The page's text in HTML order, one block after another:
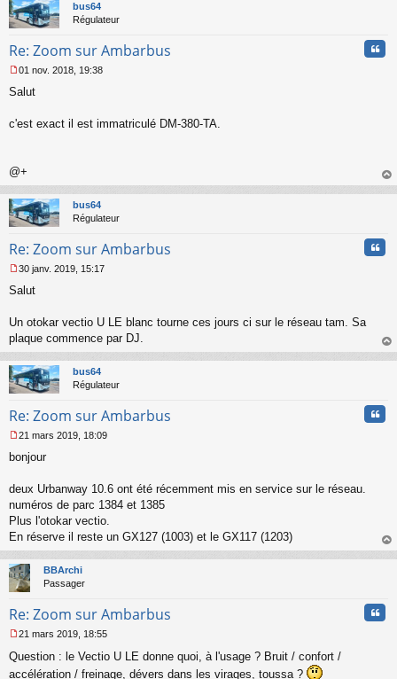
bus64
Régulateur
Re: Zoom sur Ambarbus
e
s
n
o
n
l
u
01 nov. 2018, 19:38
Salut
c'est exact il est immatriculé DM-380-TA.
@+
au
bus64
Régulateur
Re: Zoom sur Ambarbus
e
s
g
n
o
l
u
30 janv. 2019, 15:17
Salut
Un otokar vectio U LE blanc tourne ces jours ci sur le réseau tam. Sa
plaque commence par DJ.
au
bus64
Régulateur
Re: Zoom sur Ambarbus
e
s
g
e
n
o
n
l
u
21 mars 2019, 18:09
bonjour
deux Urbanway 10.6 ont été récemment mis en service sur le réseau.
numéros de parc 1384 et 1385
Plus l'otokar vectio.
En réserve il reste un GX127 (1003) et le GX117 (1203)
au
BBArchi
Passager
Re: Zoom sur Ambarbus
e
s
21 mars 2019, 18:55
Question : le Vectio U LE donne quoi, à l'usage ? Bruit / confort /
accélération / freinage, dévers dans les virages, toussa ?